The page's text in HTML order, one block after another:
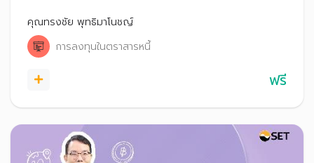
คุณทรงชัย พุทธิมาโนชญ์
การลงทุนในตราสารหนี้
ฟรี